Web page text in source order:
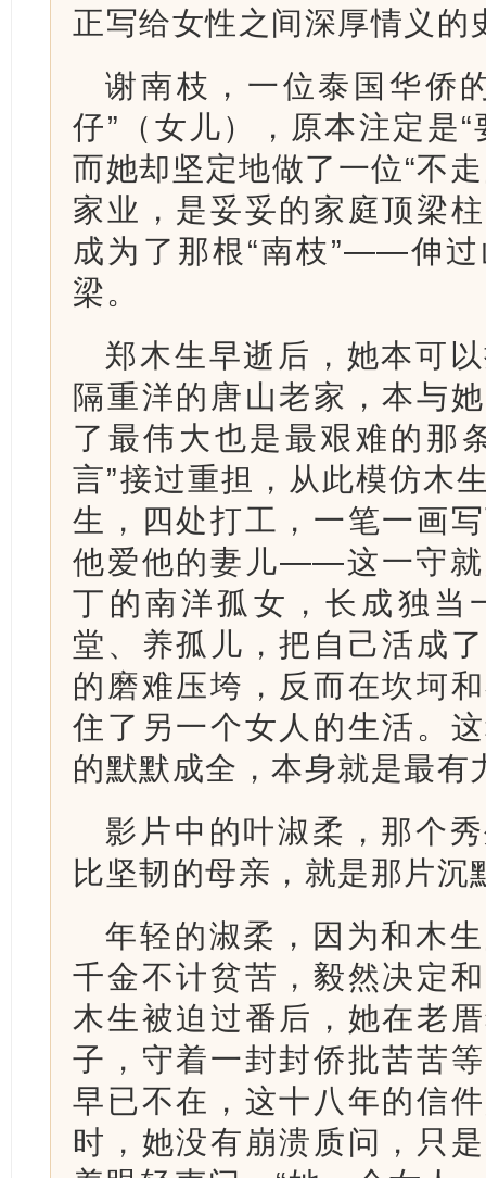
正写给女性之间深厚情义的
谢南枝，一位泰国华侨
仔”（女儿），原本注定是
而她却坚定地做了一位“不
家业，是妥妥的家庭顶梁
成为了那根“南枝”——伸
梁。
郑木生早逝后，她本可
隔重洋的唐山老家，本与
了最伟大也是最艰难的那
言”接过重担，从此模仿木
生，四处打工，一笔一画
他爱他的妻儿——这一守就
丁的南洋孤女，长成独当
堂、养孤儿，把自己活成
的磨难压垮，反而在坎坷
住了另一个女人的生活。
的默默成全，本身就是最有
影片中的叶淑柔，那个
比坚韧的母亲，就是那片沉
年轻的淑柔，因为和木
千金不计贫苦，毅然决定
木生被迫过番后，她在老
子，守着一封封侨批苦苦
早已不在，这十八年的信
时，她没有崩溃质问，只